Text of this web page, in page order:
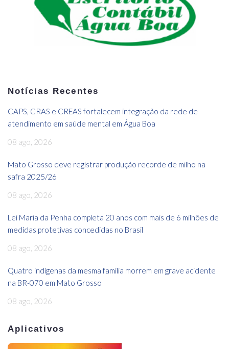
Notícias Recentes
CAPS, CRAS e CREAS fortalecem integração da rede de
atendimento em saúde mental em Água Boa
08 ago, 2026
Mato Grosso deve registrar produção recorde de milho na
safra 2025/26
08 ago, 2026
Lei Maria da Penha completa 20 anos com mais de 6 milhões de
medidas protetivas concedidas no Brasil
08 ago, 2026
Quatro indígenas da mesma família morrem em grave acidente
na BR-070 em Mato Grosso
08 ago, 2026
Aplicativos